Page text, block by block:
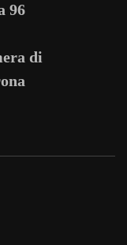
96
di